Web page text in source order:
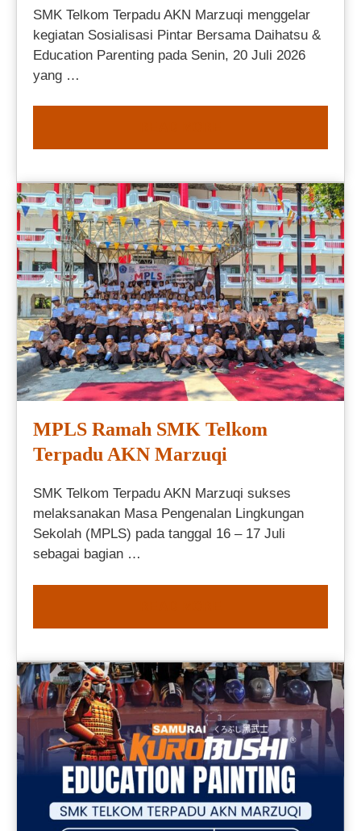
SMK Telkom Terpadu AKN Marzuqi menggelar
kegiatan Sosialisasi Pintar Bersama Daihatsu &
Education Parenting pada Senin, 20 Juli 2026
yang …
MPLS Ramah SMK Telkom
Terpadu AKN Marzuqi
SMK Telkom Terpadu AKN Marzuqi sukses
melaksanakan Masa Pengenalan Lingkungan
Sekolah (MPLS) pada tanggal 16 – 17 Juli
sebagai bagian …